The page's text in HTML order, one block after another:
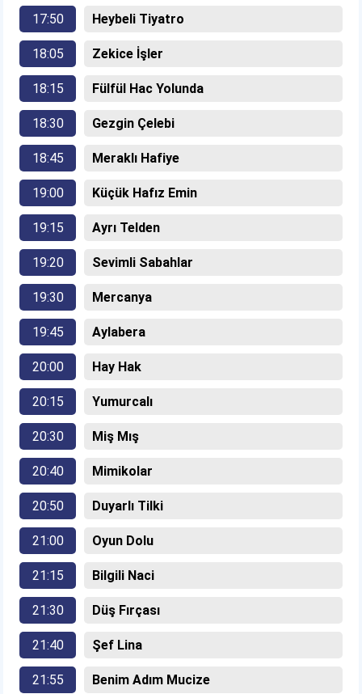
17:50 Heybeli Tiyatro
18:05 Zekice İşler
18:15 Fülfül Hac Yolunda
18:30 Gezgin Çelebi
18:45 Meraklı Hafiye
19:00 Küçük Hafız Emin
19:15 Ayrı Telden
19:20 Sevimli Sabahlar
19:30 Mercanya
19:45 Aylabera
20:00 Hay Hak
20:15 Yumurcalı
20:30 Miş Mış
20:40 Mimikolar
20:50 Duyarlı Tilki
21:00 Oyun Dolu
21:15 Bilgili Naci
21:30 Düş Fırçası
21:40 Şef Lina
21:55 Benim Adım Mucize